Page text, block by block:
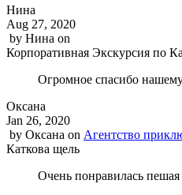
Нина
Aug 27, 2020
by Нина on
Корпоративная Экскурсия по
Огромное спасибо
Оксана
Jan 26, 2020
by Оксана on Агентство
Каткова щель
Очень понравилась